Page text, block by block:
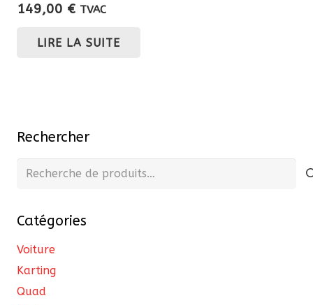
149,00 € TVAC
LIRE LA SUITE
Rechercher
Recherche
Catégories
Voiture
Karting
Quad